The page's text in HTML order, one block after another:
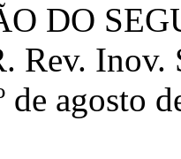
DO
Inov.
de agosto